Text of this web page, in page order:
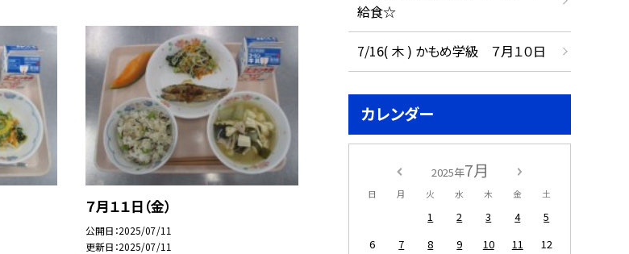
７月１１日（金）
公開日 2025/07/11
更新日 2025/07/11
給食☆
7/16( 木 ) かもめ学級 ７月１０日
カレンダー
2025年7月
日 月 火 水 木 金 土
1 2 3 4
5
6
7 8 9 10 11
12